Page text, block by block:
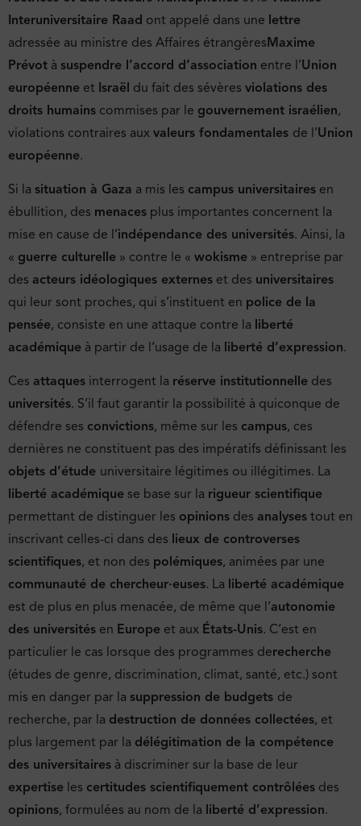
Interuniversitaire Raad ont appelé dans une lettre
adressée au ministre des Affaires étrangèresMaxime
Prévot à suspendre l’accord d’association entre l’Union
européenne et Israël du fait des sévères violations des
droits humains commises par le gouvernement israélien,
violations contraires aux valeurs fondamentales de l’Union
européenne.
Si la situation à Gaza a mis les campus universitaires en
ébullition, des menaces plus importantes concernent la
mise en cause de l’indépendance des universités. Ainsi, la
« guerre culturelle » contre le « wokisme » entreprise par
des acteurs idéologiques externes et des universitaires
qui leur sont proches, qui s’instituent en police de la
pensée, consiste en une attaque contre la liberté
académique à partir de l’usage de la liberté d’expression.
Ces attaques interrogent la réserve institutionnelle des
universités. S’il faut garantir la possibilité à quiconque de
défendre ses convictions, même sur les campus, ces
dernières ne constituent pas des impératifs définissant les
objets d’étude universitaire légitimes ou illégitimes. La
liberté académique se base sur la rigueur scientifique
permettant de distinguer les opinions des analyses tout en
inscrivant celles-ci dans des lieux de controverses
scientifiques, et non des polémiques, animées par une
communauté de chercheur·euses. La liberté académique
est de plus en plus menacée, de même que l’autonomie
des universités en Europe et aux États-Unis. C’est en
particulier le cas lorsque des programmes derecherche
(études de genre, discrimination, climat, santé, etc.) sont
mis en danger par la suppression de budgets de
recherche, par la destruction de données collectées, et
plus largement par la délégitimation de la compétence
des universitaires à discriminer sur la base de leur
expertise les certitudes scientifiquement contrôlées des
opinions, formulées au nom de la liberté d’expression.